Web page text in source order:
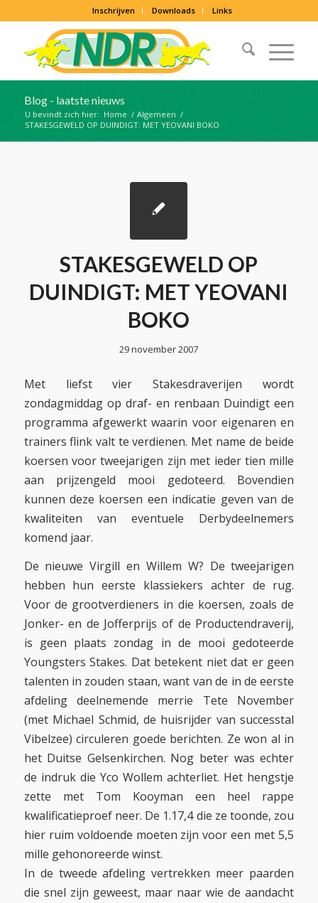
Inschrijven Downloads Links
Blog - laatste nieuws
U bevindt zich hier: Home / Algemeen /
STAKESGEWELD OP DUINDIGT: MET YEOVANI BOKO
STAKESGEWELD OP
DUINDIGT: MET YEOVANI
BOKO
29 november 2007
Met liefst vier Stakesdraverijen wordt
zondagmiddag op draf- en renbaan Duindigt een
programma afgewerkt waarin voor eigenaren en
trainers flink valt te verdienen. Met name de beide
koersen voor tweejarigen zijn met ieder tien mille
aan prijzengeld mooi gedoteerd. Bovendien
kunnen deze koersen een indicatie geven van de
kwaliteiten van eventuele Derbydeelnemers
komend jaar.
De nieuwe Virgill en Willem W? De tweejarigen
hebben hun eerste klassiekers achter de rug.
Voor de grootverdieners in die koersen, zoals de
Jonker- en de Jofferprijs of de Productendraverij,
is geen plaats zondag in de mooi gedoteerde
Youngsters Stakes. Dat betekent niet dat er geen
talenten in zouden staan, want van de in de eerste
afdeling deelnemende merrie Tete November
(met Michael Schmid, de huisrijder van successtal
Vibelzee) circuleren goede berichten. Ze won al in
het Duitse Gelsenkirchen. Nog beter was echter
de indruk die Yco Wollem achterliet. Het hengstje
zette met Tom Kooyman een heel rappe
kwalificatieproef neer. De 1.17,4 die ze toonde, zou
hier ruim voldoende moeten zijn voor een met 5,5
mille gehonoreerde winst.
In de tweede afdeling vertrekken meer paarden
die snel zijn geweest, maar naar wie de aandacht